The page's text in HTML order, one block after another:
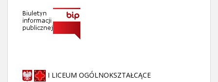
I LICEUM OGÓLNOKSZTAŁCĄCE